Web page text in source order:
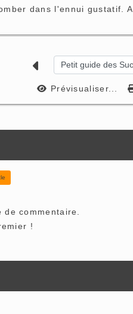
dans l'ennui gustatif.
Prévisualiser...
commentaire.
!